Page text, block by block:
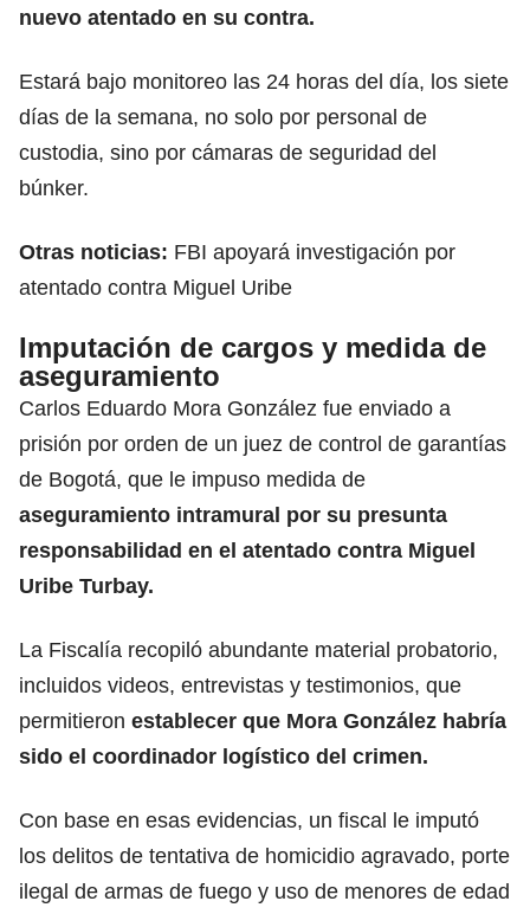
nuevo atentado en su contra.
Estará bajo monitoreo las 24 horas del día, los siete
días de la semana, no solo por personal de
custodia, sino por cámaras de seguridad del
búnker.
Otras noticias: FBI apoyará investigación por
atentado contra Miguel Uribe
Imputación de cargos y medida de
aseguramiento
Carlos Eduardo Mora González fue enviado a
prisión por orden de un juez de control de garantías
de Bogotá, que le impuso medida de
aseguramiento intramural por su presunta
responsabilidad en el atentado contra Miguel
Uribe Turbay.
La Fiscalía recopiló abundante material probatorio,
incluidos videos, entrevistas y testimonios, que
permitieron establecer que Mora González habría
sido el coordinador logístico del crimen.
Con base en esas evidencias, un fiscal le imputó
los delitos de tentativa de homicidio agravado, porte
ilegal de armas de fuego y uso de menores de edad